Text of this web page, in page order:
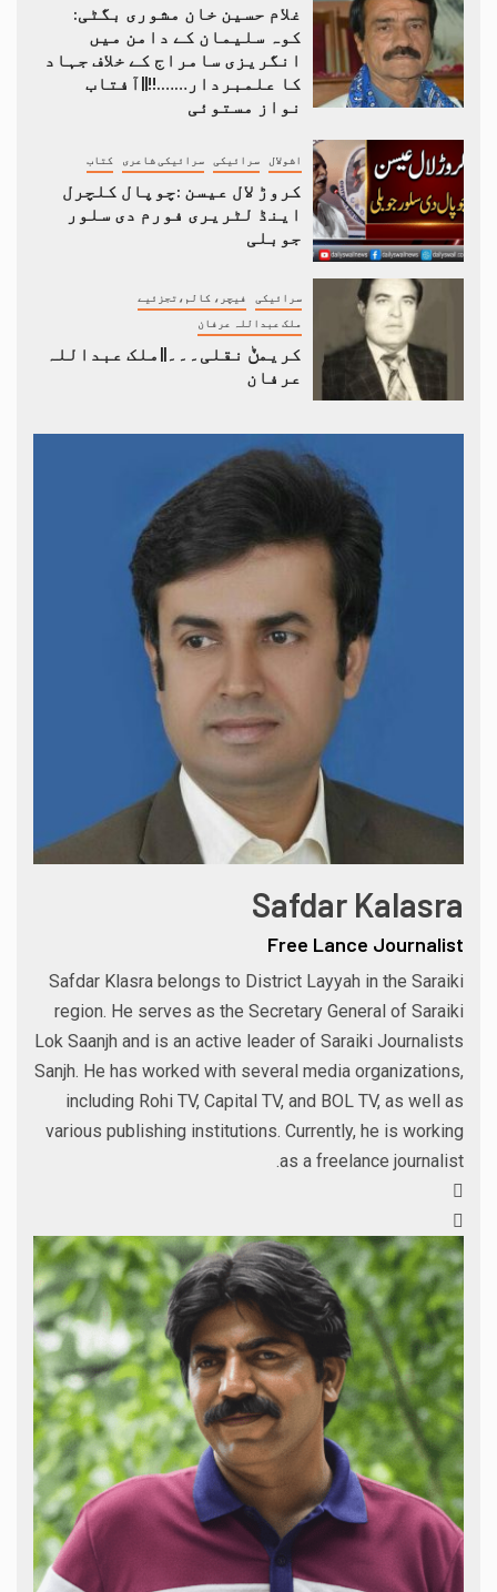
غلام حسین خان مشوری بگٹی:
کوہ سلیمان کے دامن میں
انگریزی سامراج کے خلاف جہاد
کا علمبردار…….!!||آفتاب
نواز مستوئی
اشولال سرائیکی سرائیکی شاعری کتاب
کروڑ لال عیسن :چوپال کلچرل
اینڈ لٹریری فورم دی سلور
جوبلی
سرائیکی فیچر، کالم،تجزئیے
ملک عبداللہ عرفان
کریمݨ نقلی۔۔۔||ملک عبداللہ
عرفان
Safdar Kalasra
Free Lance Journalist
Safdar Klasra belongs to District Layyah in the Saraiki
region. He serves as the Secretary General of Saraiki
Lok Saanjh and is an active leader of Saraiki Journalists
Sanjh. He has worked with several media organizations,
including Rohi TV, Capital TV, and BOL TV, as well as
various publishing institutions. Currently, he is working
as a freelance journalist.